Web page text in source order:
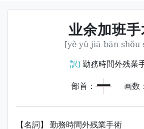
业余加班手
[yè yú jiā bān shǒu
訳)勤務時間外残業
部首： 一 画数：
【名詞】 勤務時間外残業手術